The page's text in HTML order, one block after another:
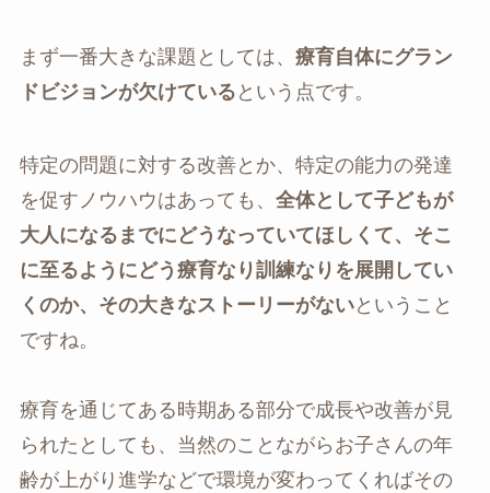
まず一番大きな課題としては、 療育自体にグラン
ドビジョンが欠けている という点です。
特定の問題に対する改善とか、特定の能力の発達
を促すノウハウはあっても、 全体として子どもが
大人になるまでにどうなっていてほしくて、そこ
に至るようにどう療育なり訓練なりを展開してい
くのか、その大きなストーリーがないということ
ですね。
療育を通じてある時期ある部分で成長や改善が見
られたとしても、当然のことながらお子さんの年
齢が上がり進学などで環境が変わってくればその